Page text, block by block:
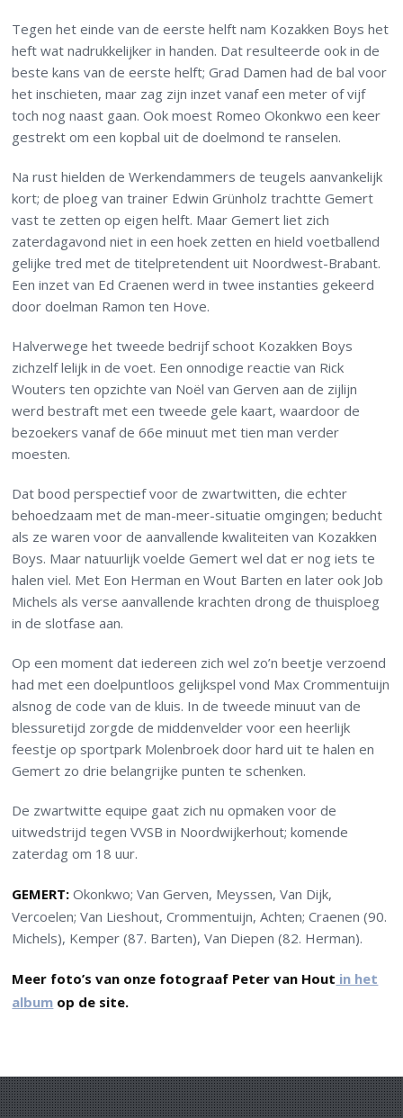
Tegen het einde van de eerste helft nam Kozakken Boys het
heft wat nadrukkelijker in handen. Dat resulteerde ook in de
beste kans van de eerste helft; Grad Damen had de bal voor
het inschieten, maar zag zijn inzet vanaf een meter of vijf
toch nog naast gaan. Ook moest Romeo Okonkwo een keer
gestrekt om een kopbal uit de doelmond te ranselen.
Na rust hielden de Werkendammers de teugels aanvankelijk
kort; de ploeg van trainer Edwin Grünholz trachtte Gemert
vast te zetten op eigen helft. Maar Gemert liet zich
zaterdagavond niet in een hoek zetten en hield voetballend
gelijke tred met de titelpretendent uit Noordwest-Brabant.
Een inzet van Ed Craenen werd in twee instanties gekeerd
door doelman Ramon ten Hove.
Halverwege het tweede bedrijf schoot Kozakken Boys
zichzelf lelijk in de voet. Een onnodige reactie van Rick
Wouters ten opzichte van Noël van Gerven aan de zijlijn
werd bestraft met een tweede gele kaart, waardoor de
bezoekers vanaf de 66e minuut met tien man verder
moesten.
Dat bood perspectief voor de zwartwitten, die echter
behoedzaam met de man-meer-situatie omgingen; beducht
als ze waren voor de aanvallende kwaliteiten van Kozakken
Boys. Maar natuurlijk voelde Gemert wel dat er nog iets te
halen viel. Met Eon Herman en Wout Barten en later ook Job
Michels als verse aanvallende krachten drong de thuisploeg
in de slotfase aan.
Op een moment dat iedereen zich wel zo’n beetje verzoend
had met een doelpuntloos gelijkspel vond Max Crommentuijn
alsnog de code van de kluis. In de tweede minuut van de
blessuretijd zorgde de middenvelder voor een heerlijk
feestje op sportpark Molenbroek door hard uit te halen en
Gemert zo drie belangrijke punten te schenken.
De zwartwitte equipe gaat zich nu opmaken voor de
uitwedstrijd tegen VVSB in Noordwijkerhout; komende
zaterdag om 18 uur.
GEMERT: Okonkwo; Van Gerven, Meyssen, Van Dijk,
Vercoelen; Van Lieshout, Crommentuijn, Achten; Craenen (90.
Michels), Kemper (87. Barten), Van Diepen (82. Herman).
Meer foto’s van onze fotograaf Peter van Hout in het
album op de site.